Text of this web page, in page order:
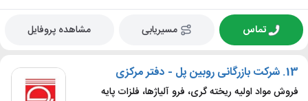
تماس مسیریابی مشاهده پروفایل
13. شرکت بازرگانی روبین پل - دفتر مرکزی
فروش مواد اولیه ریخته گری، فرو آلیاژها، فلزات پایه